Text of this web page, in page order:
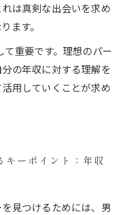
は真剣な出会いを求め
ます。
重要です。理想のパー
の年収に対する理解を
用していくことが求め
キーポイント：年収
見つけるためには、男